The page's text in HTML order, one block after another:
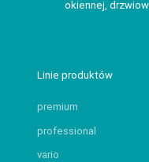
okiennej,
Linie produktów
premium
professional
vario